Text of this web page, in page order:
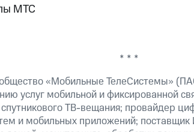
МТС
* * *
«Мобильные ТелеСистемы»
услуг мобильной и фиксированной
спутникового ТВ-вещания; провайдер
и мобильных приложений;